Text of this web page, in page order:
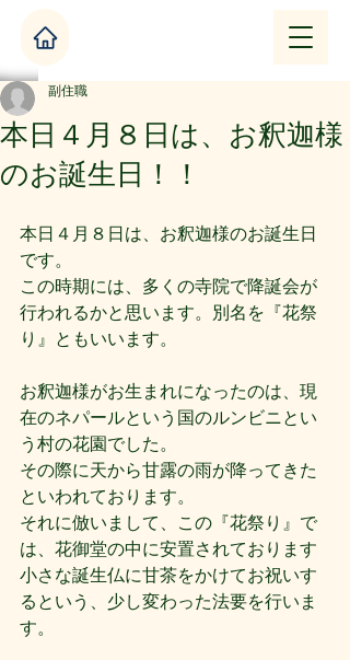
本日４月８日は、お釈迦様
のお誕生日！！
副住職
本日４月８日は、お釈迦様のお誕生日
です。
この時期には、多くの寺院で降誕会が
行われるかと思います。別名を『花祭
り』ともいいます。
お釈迦様がお生まれになったのは、現
在のネパールという国のルンビニとい
う村の花園でした。
その際に天から甘露の雨が降ってきた
といわれております。
それに倣いまして、この『花祭り』で
は、花御堂の中に安置されております
小さな誕生仏に甘茶をかけてお祝いす
るという、少し変わった法要を行いま
す。